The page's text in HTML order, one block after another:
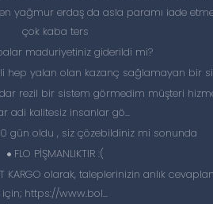
yağmur erdaş da asla paramı iade
çok kaba ters
maduriyetiniz giderildi mi?
hep yalan olan kazanç sağlamayan bir
rezil bir sistem görmedim müşteri
adi kalitesiz insanlar gö...
gün oldu , siz çözebildiniz mi sonunda
FLO PİŞMANLIKTIR :(
KARGO olarak, taleplerinizin anlık
için; https://www.bol...